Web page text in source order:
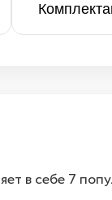
в себе 7